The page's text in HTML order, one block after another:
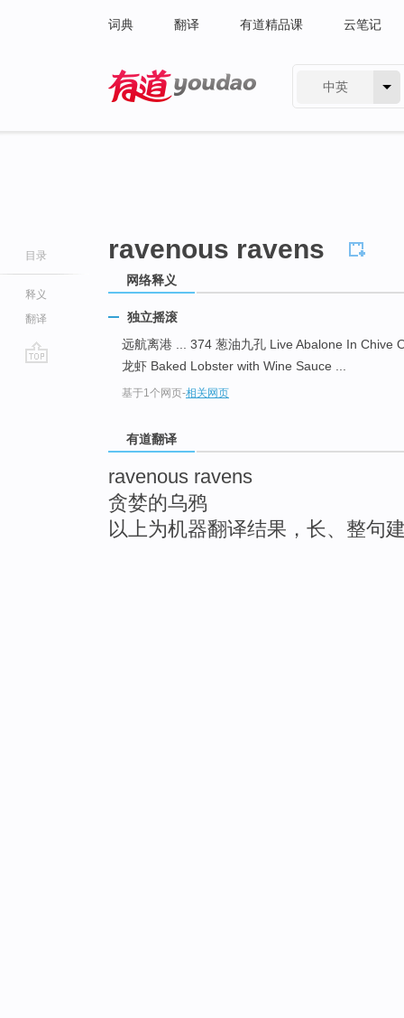
词典 翻译 有道精品课 云笔记
中英
目录
释义
翻译
ravenous ravens
网络释义
独立摇滚
远航离港 ... 374 葱油九孔 Live Abalone In Chive
龙虾 Baked Lobster with Wine Sauce ...
基于1个网页-相关网页
有道翻译
ravenous ravens
贪婪的乌鸦
以上为机器翻译结果，长、整句